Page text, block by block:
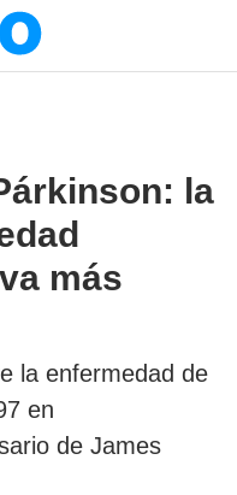
la
más
la enfermedad de
en
de James